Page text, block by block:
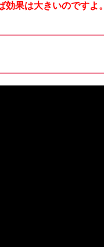
効果は大きいのですよ。